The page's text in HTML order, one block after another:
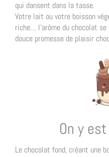
qui dansent dans la tasse.
Votre lait ou votre boisson
riche… l’arôme du chocolat
douce promesse de plaisir
On y
Le chocolat fond, créant une